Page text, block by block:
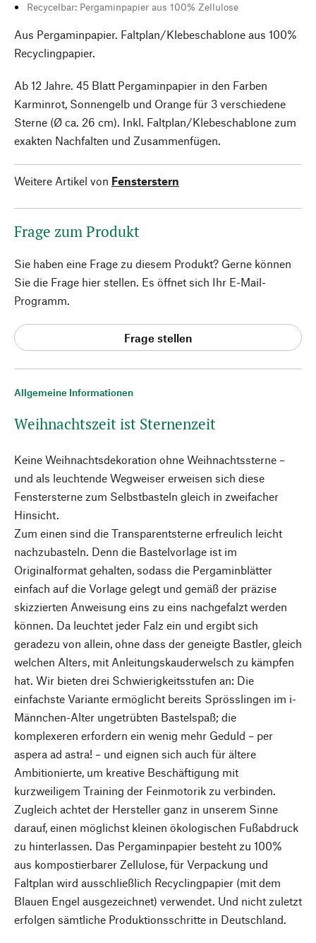
Allgemeine Informationen
Weihnachtszeit ist Sternenzeit
Keine Weihnachtsdekoration ohne Weihnachtssterne –
und als leuchtende Wegweiser erweisen sich diese
Fenstersterne zum Selbstbasteln gleich in zweifacher
Hinsicht.
Zum einen sind die Transparentsterne erfreulich leicht
nachzubasteln. Denn die Bastelvorlage ist im
Originalformat gehalten, sodass die Pergaminblätter
einfach auf die Vorlage gelegt und gemäß der präzise
skizzierten Anweisung eins zu eins nachgefalzt werden
können. Da leuchtet jeder Falz ein und ergibt sich
geradezu von allein, ohne dass der geneigte Bastler, gleich
welchen Alters, mit Anleitungskauderwelsch zu kämpfen
hat. Wir bieten drei Schwierigkeitsstufen an: Die
einfachste Variante ermöglicht bereits Sprösslingen im i-
Männchen-Alter ungetrübten Bastelspaß; die
komplexeren erfordern ein wenig mehr Geduld – per
aspera ad astra! – und eignen sich auch für ältere
Ambitionierte, um kreative Beschäftigung mit
kurzweiligem Training der Feinmotorik zu verbinden.
Zugleich achtet der Hersteller ganz in unserem Sinne
darauf, einen möglichst kleinen ökologischen Fußabdruck
zu hinterlassen. Das Pergaminpapier besteht zu 100%
aus kompostierbarer Zellulose, für Verpackung und
Faltplan wird ausschließlich Recyclingpapier (mit dem
Blauen Engel ausgezeichnet) verwendet. Und nicht zuletzt
erfolgen sämtliche Produktionsschritte in Deutschland.
Recycelbar: Pergaminpapier aus 100% Zellulose
Aus Pergaminpapier. Faltplan/Klebeschablone aus 100%
Recyclingpapier.
Ab 12 Jahre. 45 Blatt Pergaminpapier in den Farben
Karminrot, Sonnengelb und Orange für 3 verschiedene
Sterne (Ø ca. 26 cm). Inkl. Faltplan/Klebeschablone zum
exakten Nachfalten und Zusammenfügen.
Weitere Artikel von Fensterstern
Frage zum Produkt
Sie haben eine Frage zu diesem Produkt? Gerne können
Sie die Frage hier stellen. Es öffnet sich Ihr E-Mail-
Programm.
Frage stellen